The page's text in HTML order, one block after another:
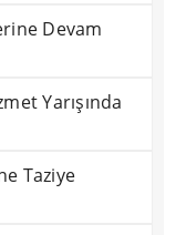
Devam
Yarışında
Taziye